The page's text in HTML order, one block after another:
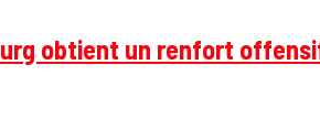
obtient un renfort